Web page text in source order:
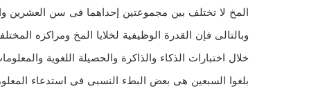
المخ لا تختلف بين مجموعتين إحداهما فى سن العشرين
وبالتالى فإن القدرة الوظيفية لخلايا المخ ومراكزه
خلال اختبارات الذكاء والذاكرة والحصيلة اللغوية
بلغوا السبعين هى بعض البطء النسبى فى استدعاء